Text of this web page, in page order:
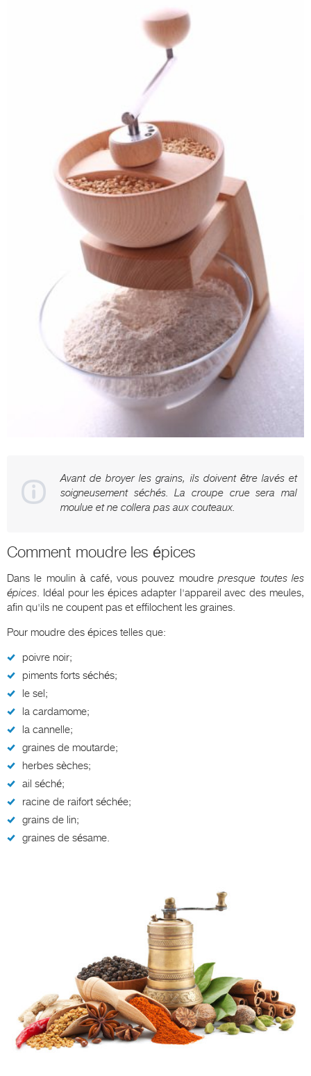
Avant de broyer les grains, ils doivent être lavés et
soigneusement séchés. La croupe crue sera mal
moulue et ne collera pas aux couteaux.
Comment moudre les épices
Dans le moulin à café, vous pouvez moudrepresque toutes les
épices . Idéal pour les épices adapter l'appareil avec des meules,
afin qu'ils ne coupent pas et effilochent les graines.
Pour moudre des épices telles que:
poivre noir;
piments forts séchés;
le sel;
la cardamome;
la cannelle;
graines de moutarde;
herbes sèches;
ail séché;
racine de raifort séchée;
grains de lin;
graines de sésame.